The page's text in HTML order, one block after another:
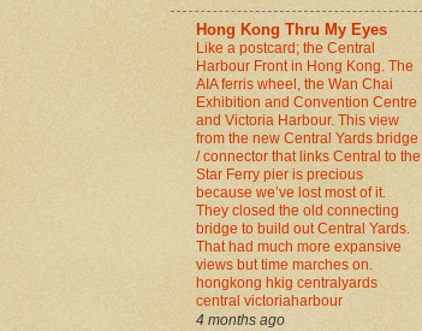
Hong Kong Thru My Eyes
Like a postcard; the Central
Harbour Front in Hong Kong. The
AIA ferris wheel, the Wan Chai
Exhibition and Convention Centre
and Victoria Harbour. This view
from the new Central Yards bridge
/ connector that links Central to the
Star Ferry pier is precious
because we’ve lost most of it.
They closed the old connecting
bridge to build out Central Yards.
That had much more expansive
views but time marches on.
hongkong hkig centralyards
central victoriaharbour
4 months ago